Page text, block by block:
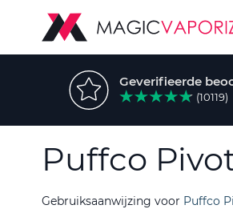
Geverifieerde
(10119)
Puffco
Gebruiksaanwijzing voor Puffco